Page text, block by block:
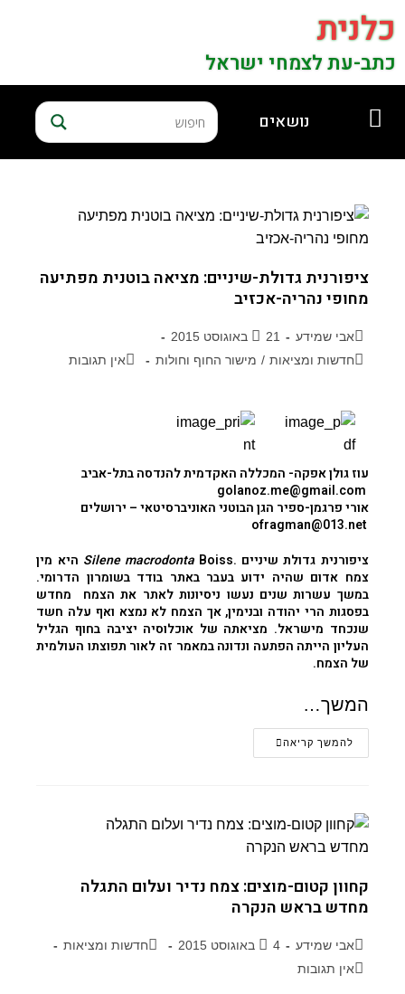
כלנית
כתב-עת לצמחי ישראל
נושאים
ציפורנית גדולת-שיניים: מציאה בוטנית מפתיעה
מחופי נהריה-אכזיב
אבי שמידע
21 באוגוסט 2015
חדשות ומציאות / מישור החוף וחולות אין תגובות
עוז גולןאפקה- המכללה האקדמית להנדסה בתל-אביב
golanoz.me@gmail.com
אורי פרגמן-ספיר הגן הבוטני האוניברסיטאי – ירושלים
ofragman@013.net
ציפורנית גדולת שיניים .
Silene macrodonta Boiss היא מין
צמח אדום שהיה ידוע בעבר באתר בודד בשומרון הדרומי.
במשך עשרות שנים נעשו ניסיונות לאתר את הצמח מחדש
בפסגות הרי יהודה ובנימין, אך הצמח לא נמצא ואף עלה חשד
שנכחד מישראל. מציאתה של אוכלוסיה יציבה בחוף הגליל
העליון הייתה הפתעה ונדונה במאמר זה לאור תפוצתו העולמית
של הצמח.
המשך…
להמשך קריאה
קחוון קטום-מוצים: צמח נדיר ועלום התגלה
מחדש בראש הנקרה
אבי שמידע 4 באוגוסט 2015
חדשות ומציאות
אין תגובות